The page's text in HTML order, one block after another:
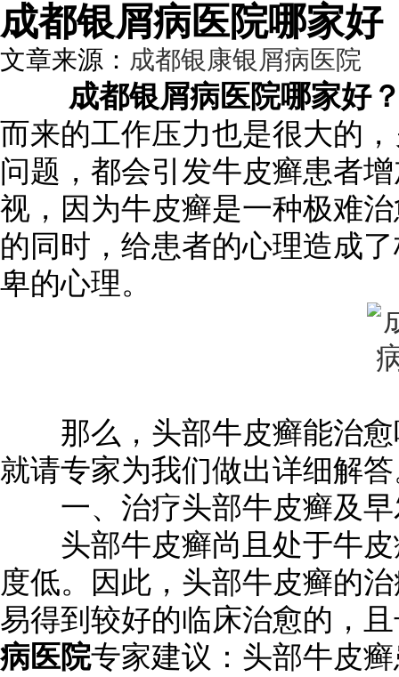
成都银屑病医院哪家好
文章来源： 成都银康银屑病医院
成都银屑病医院哪家好
而来的工作压力也是很大的
问题，都会引发牛皮癣患者
视，因为牛皮癣是一种极难
的同时，给患者的心理造成
卑的心理。
那么，头部牛皮癣能治愈
就请专家为我们做出详细解
一、治疗头部牛皮癣及早
头部牛皮癣尚且处于牛皮
度低。因此，头部牛皮癣的
易得到较好的临床治愈的，
病医院专家建议：头部牛皮